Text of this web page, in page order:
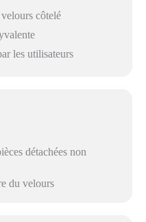
côtelé
les utilisateurs
détachées non
du velours